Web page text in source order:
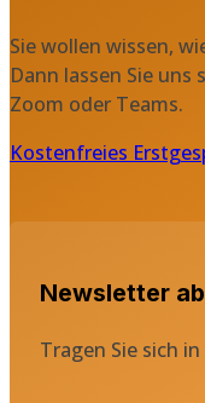
Sie wollen wissen,
Dann lassen Sie uns
Zoom oder Teams.
Kostenfreies
Newsletter
Tragen Sie sich